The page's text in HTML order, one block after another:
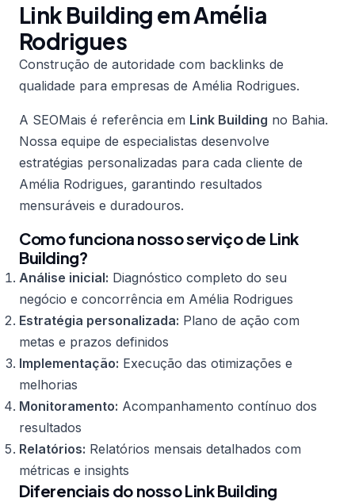
Link Building em Amélia
Rodrigues
Construção de autoridade com backlinks de
qualidade para empresas de Amélia Rodrigues.
A SEOMais é referência em Link Building no Bahia.
Nossa equipe de especialistas desenvolve
estratégias personalizadas para cada cliente de
Amélia Rodrigues, garantindo resultados
mensuráveis e duradouros.
Como funciona nosso serviço de Link
Building?
Análise inicial: Diagnóstico completo do seu
negócio e concorrência em Amélia Rodrigues
Estratégia personalizada: Plano de ação com
metas e prazos definidos
Implementação: Execução das otimizações e
melhorias
Monitoramento: Acompanhamento contínuo dos
resultados
Relatórios: Relatórios mensais detalhados com
métricas e insights
Diferenciais do nosso Link Building